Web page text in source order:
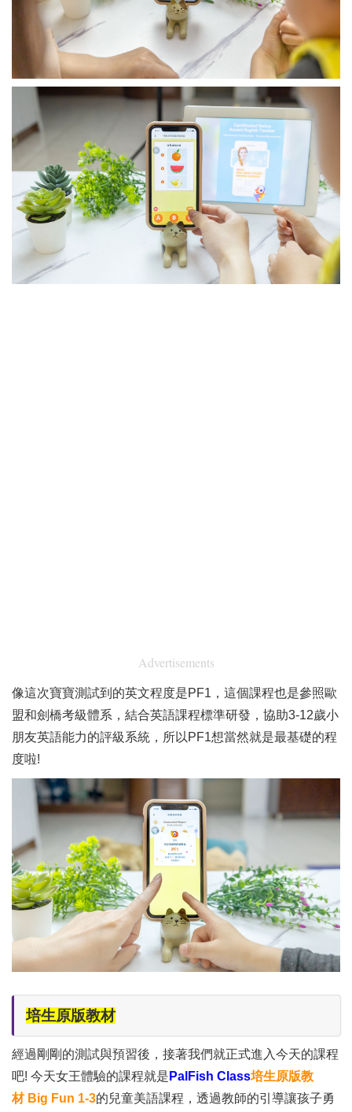
Advertisements
像這次寶寶測試到的英文程度是PF1，這個課程也是參照歐
盟和劍橋考級體系，結合英語課程標準研發，協助3-12歲小
朋友英語能力的評級系統，所以PF1想當然就是最基礎的程
度啦!
培生原版教材
經過剛剛的測試與預習後，接著我們就正式進入今天的課程
吧! 今天女王體驗的課程就是 PalFish Class培生原版教
材 Big Fun 1-3的兒童美語課程，透過教師的引導讓孩子勇